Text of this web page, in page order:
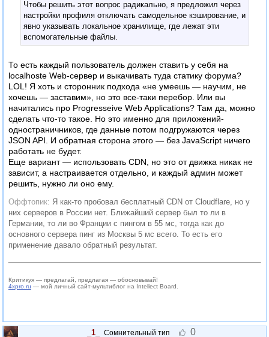
Чтобы решить этот вопрос радикально, я предложил через
настройки профиля отключать самодельное кэширование, и
явно указывать локальное хранилище, где лежат эти
вспомогательные файлы.
То есть каждый пользователь должен ставить у себя на
localhostе Web-сервер и выкачивать туда статику форума?
LOL! Я хоть и сторонник подхода «не умеешь — научим, не
хочешь — заставим», но это все-таки перебор. Или вы
начитались про Progresseive Web Applications? Там да, можно
сделать что-то такое. Но это именно для приложений-
одностраничников, где данные потом подгружаются через
JSON API. И обратная сторона этого — без JavaScript ничего
работать не будет.
Еще вариант — использовать CDN, но это от движка никак не
зависит, а настраивается отдельно, и каждый админ может
решить, нужно ли оно ему.
Я как-то пробовал бесплатный CDN от Cloudflare, но у
них серверов в России нет. Ближайший сервер был то ли в
Германии, то ли во Франции с пингом в 55 мс, тогда как до
основного сервера пинг из Москвы 5 мс всего. То есть его
применение давало обратный результат.
Критикуя — предлагай, предлагая — обосновывай!
4xpro.ru — мой личный сайт-мультиблог на Intellect Board.
_1_ Сомнительный тип 0